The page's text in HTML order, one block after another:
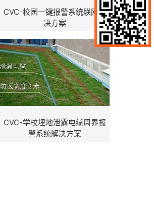
CVC-校园一键报警系统联网解
决方案
CVC-学校埋地泄露电缆周界报
警系统解决方案